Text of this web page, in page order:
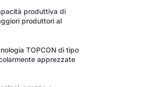
produttiva di
produttori al
TOPCON di tipo
apprezzate